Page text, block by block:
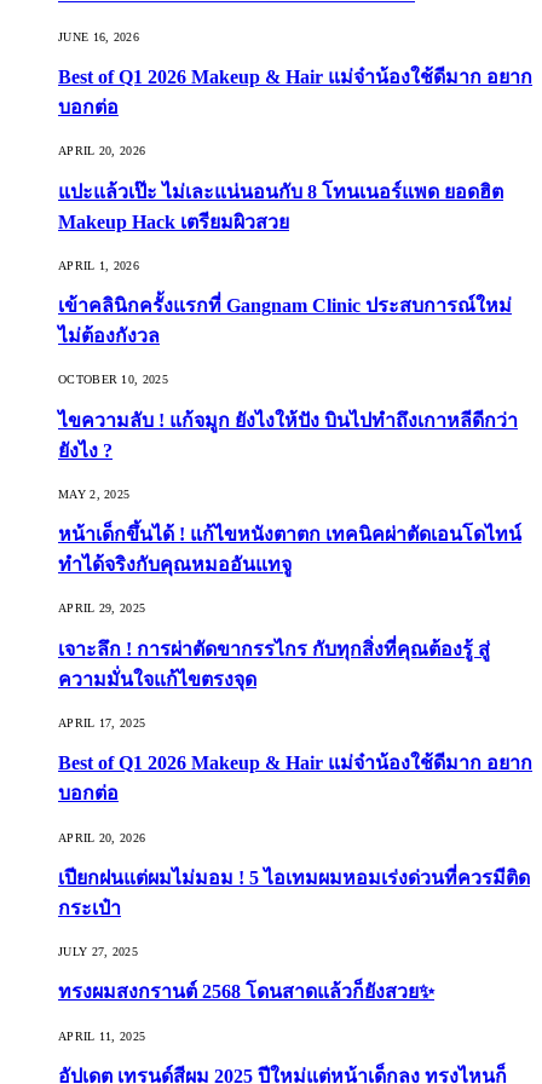
JUNE 16, 2026
Best of Q1 2026 Makeup & Hair แม่จ๋าน้องใช้ดีมาก อยาก
บอกต่อ
APRIL 20, 2026
แปะแล้วเป๊ะ ไม่เละแน่นอนกับ 8 โทนเนอร์แพด ยอดฮิต
Makeup Hack เตรียมผิวสวย
APRIL 1, 2026
เข้าคลินิกครั้งแรกที่ Gangnam Clinic ประสบการณ์ใหม่
ไม่ต้องกังวล
OCTOBER 10, 2025
ไขความลับ ! แก้จมูก ยังไงให้ปัง บินไปทำถึงเกาหลีดีกว่า
ยังไง ?
MAY 2, 2025
หน้าเด็กขึ้นได้ ! แก้ไขหนังตาตก เทคนิคผ่าตัดเอนโดไทน์
ทำได้จริงกับคุณหมออันแทจู
APRIL 29, 2025
เจาะลึก ! การผ่าตัดขากรรไกร กับทุกสิ่งที่คุณต้องรู้ สู่
ความมั่นใจแก้ไขตรงจุด
APRIL 17, 2025
Best of Q1 2026 Makeup & Hair แม่จ๋าน้องใช้ดีมาก อยาก
บอกต่อ
APRIL 20, 2026
เปียกฝนแต่ผมไม่มอม ! 5 ไอเทมผมหอมเร่งด่วนที่ควรมีติด
กระเป๋า
JULY 27, 2025
ทรงผมสงกรานต์ 2568 โดนสาดแล้วก็ยังสวย✨
APRIL 11, 2025
อัปเดต เทรนด์สีผม 2025 ปีใหม่แต่หน้าเด็กลง ทรงไหนก็